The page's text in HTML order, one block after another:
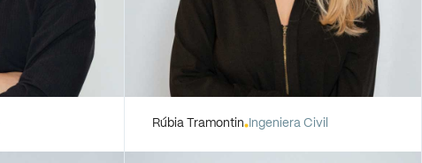
Rúbia Tramontin Ingeniera Civil